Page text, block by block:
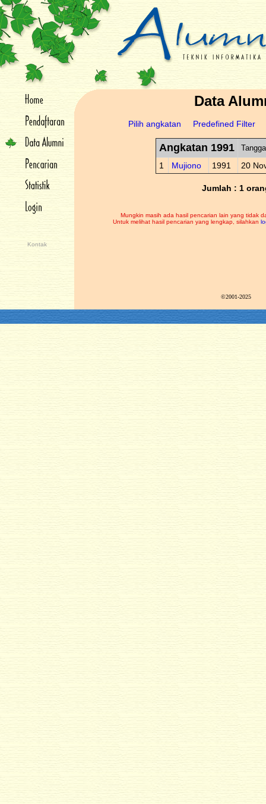
Kontak
Data
Pilih angkatan Predefined Filter
Angkatan 1991
1 Mujiono 1991 20
Jumlah : 1
Mungkin masih ada hasil pencarian lain yang tidak
Untuk melihat hasil pencarian yang lengkap, silahkan
©2001-2025